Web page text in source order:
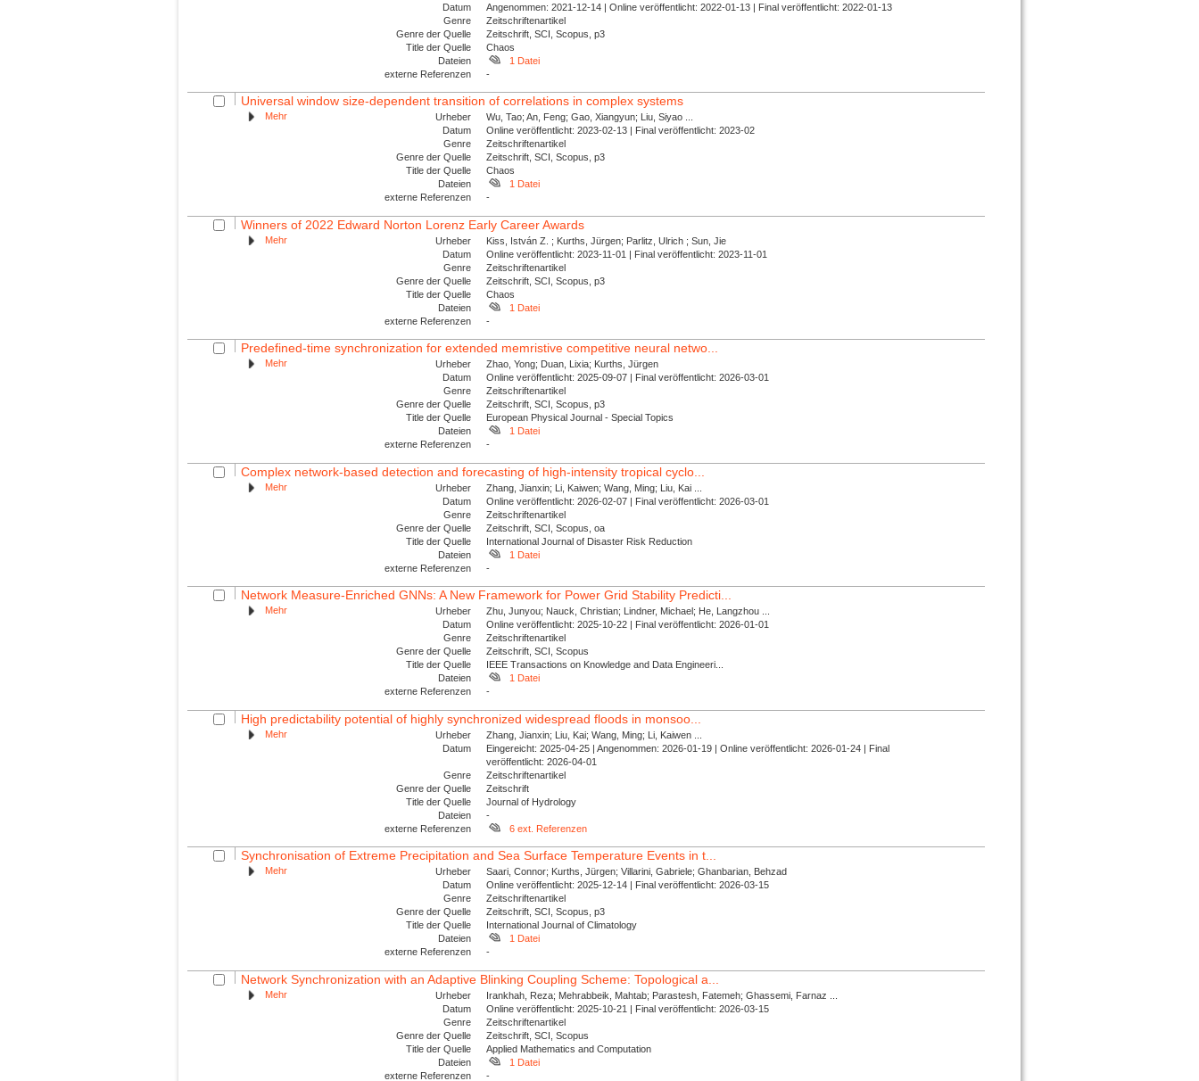
Datum
Angenommen: 2021-12-14 | Online veröffentlicht: 2022-01-13 | Final veröffentlicht: 2022-01-13
Genre
Zeitschriftenartikel
Genre der Quelle
Zeitschrift, SCI, Scopus, p3
Title der Quelle
Chaos
Dateien
1 Datei
externe Referenzen
-
Universal window size-dependent transition of correlations in complex systems
Mehr Urheber
Wu, Tao; An, Feng; Gao, Xiangyun; Liu, Siyao ...
Datum
Online veröffentlicht: 2023-02-13 | Final veröffentlicht: 2023-02
Genre
Zeitschriftenartikel
Genre der Quelle
Zeitschrift, SCI, Scopus, p3
Title der Quelle
Chaos
Dateien
1 Datei
externe Referenzen
-
Winners of 2022 Edward Norton Lorenz Early Career Awards
Mehr Urheber
Kiss, István Z. ; Kurths, Jürgen; Parlitz, Ulrich ; Sun, Jie
Datum
Online veröffentlicht: 2023-11-01 | Final veröffentlicht: 2023-11-01
Genre
Zeitschriftenartikel
Genre der Quelle
Zeitschrift, SCI, Scopus, p3
Title der Quelle
Chaos
Dateien
1 Datei
externe Referenzen
-
Predefined-time synchronization for extended memristive competitive neural netwo...
Mehr Urheber
Zhao, Yong; Duan, Lixia; Kurths, Jürgen
Datum
Online veröffentlicht: 2025-09-07 | Final veröffentlicht: 2026-03-01
Genre
Zeitschriftenartikel
Genre der Quelle
Zeitschrift, SCI, Scopus, p3
Title der Quelle
European Physical Journal - Special Topics
Dateien
1 Datei
externe Referenzen
-
Complex network-based detection and forecasting of high-intensity tropical cyclo...
Mehr Urheber
Zhang, Jianxin; Li, Kaiwen; Wang, Ming; Liu, Kai ...
Datum
Online veröffentlicht: 2026-02-07 | Final veröffentlicht: 2026-03-01
Genre
Zeitschriftenartikel
Genre der Quelle
Zeitschrift, SCI, Scopus, oa
Title der Quelle
International Journal of Disaster Risk Reduction
Dateien
1 Datei
externe Referenzen
-
Network Measure-Enriched GNNs: A New Framework for Power Grid Stability Predicti...
Mehr Urheber
Zhu, Junyou; Nauck, Christian; Lindner, Michael; He, Langzhou ...
Datum
Online veröffentlicht: 2025-10-22 | Final veröffentlicht: 2026-01-01
Genre
Zeitschriftenartikel
Genre der Quelle
Zeitschrift, SCI, Scopus
Title der Quelle
IEEE Transactions on Knowledge and Data Engineeri...
Dateien
1 Datei
externe Referenzen
-
High predictability potential of highly synchronized widespread floods in monsoo...
Mehr Urheber
Zhang, Jianxin; Liu, Kai; Wang, Ming; Li, Kaiwen ...
Datum
Eingereicht: 2025-04-25 | Angenommen: 2026-01-19 | Online veröffentlicht: 2026-01-24 | Final
veröffentlicht: 2026-04-01
Genre
Zeitschriftenartikel
Genre der Quelle
Zeitschrift
Title der Quelle
Journal of Hydrology
Dateien
-
externe Referenzen
6 ext. Referenzen
Synchronisation of Extreme Precipitation and Sea Surface Temperature Events in t...
Mehr Urheber
Saari, Connor; Kurths, Jürgen; Villarini, Gabriele; Ghanbarian, Behzad
Datum
Online veröffentlicht: 2025-12-14 | Final veröffentlicht: 2026-03-15
Genre
Zeitschriftenartikel
Genre der Quelle
Zeitschrift, SCI, Scopus, p3
Title der Quelle
International Journal of Climatology
Dateien
1 Datei
externe Referenzen
-
Network Synchronization with an Adaptive Blinking Coupling Scheme: Topological a...
Mehr Urheber
Irankhah, Reza; Mehrabbeik, Mahtab; Parastesh, Fatemeh; Ghassemi, Farnaz ...
Datum
Online veröffentlicht: 2025-10-21 | Final veröffentlicht: 2026-03-15
Genre
Zeitschriftenartikel
Genre der Quelle
Zeitschrift, SCI, Scopus
Title der Quelle
Applied Mathematics and Computation
Dateien
1 Datei
externe Referenzen
-